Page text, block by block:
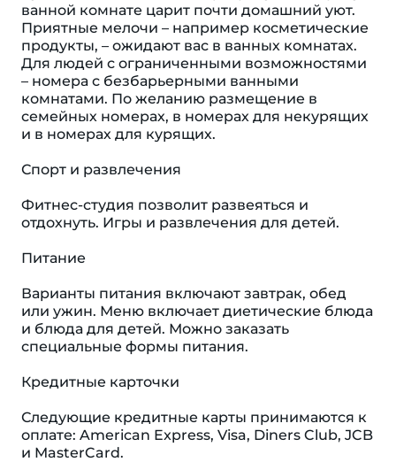
ванной комнате царит почти домашний уют.
Приятные мелочи – например косметические
продукты, – ожидают вас в ванных комнатах.
Для людей с ограниченными возможностями
– номера с безбарьерными ванными
комнатами. По желанию размещение в
семейных номерах, в номерах для некурящих
и в номерах для курящих.
Спорт и развлечения
Фитнес-студия позволит развеяться и
отдохнуть. Игры и развлечения для детей.
Питание
Варианты питания включают завтрак, обед
или ужин. Меню включает диетические блюда
и блюда для детей. Можно заказать
специальные формы питания.
Кредитные карточки
Следующие кредитные карты принимаются к
оплате: American Express, Visa, Diners Club, JCB
и MasterCard.